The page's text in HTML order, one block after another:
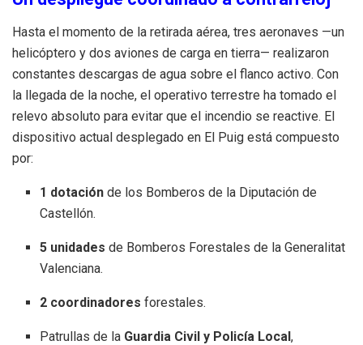
Hasta el momento de la retirada aérea, tres aeronaves —un
helicóptero y dos aviones de carga en tierra— realizaron
constantes descargas de agua sobre el flanco activo. Con
la llegada de la noche, el operativo terrestre ha tomado el
relevo absoluto para evitar que el incendio se reactive. El
dispositivo actual desplegado en El Puig está compuesto
por:
1 dotación de los Bomberos de la Diputación de
Castellón.
5 unidades de Bomberos Forestales de la Generalitat
Valenciana.
2 coordinadores forestales.
Patrullas de la Guardia Civil y Policía Local,